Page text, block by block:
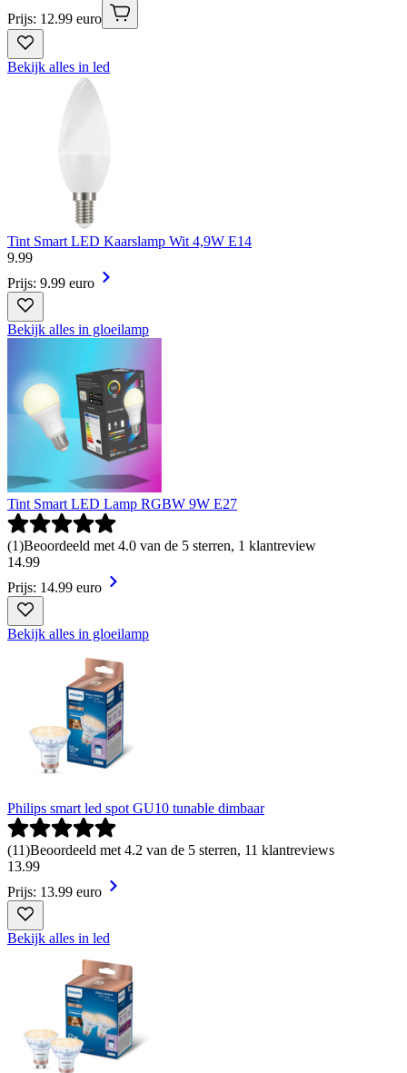
Prijs: 12.99 euro
Bekijk alles in led
Tint Smart LED Kaarslamp Wit 4,9W E14
9.99
Prijs: 9.99 euro
Bekijk alles in gloeilamp
Tint Smart LED Lamp RGBW 9W E27
(1)Beoordeeld met 4.0 van de 5 sterren, 1 klantreview
14.99
Prijs: 14.99 euro
Bekijk alles in gloeilamp
Philips smart led spot GU10 tunable dimbaar
(11)Beoordeeld met 4.2 van de 5 sterren, 11 klantreviews
13.99
Prijs: 13.99 euro
Bekijk alles in led